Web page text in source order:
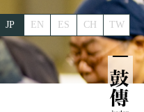
EN ES
JP CH TW